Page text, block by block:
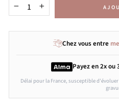
+
Chez vous entre
Payez en 2x ou
Délai pour la France, susceptible